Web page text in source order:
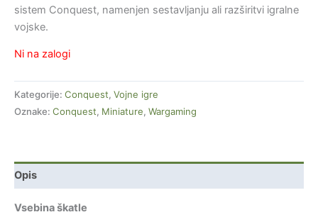
sistem Conquest, namenjen sestavljanju ali razširitvi igralne
vojske.
Ni na zalogi
Kategorije: Conquest, Vojne igre
Oznake: Conquest, Miniature, Wargaming
Opis
Vsebina škatle